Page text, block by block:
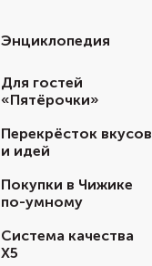
Энциклопедия
Для гостей
«Пятёрочки»
Перекрёсток вкусов
и идей
Покупки в Чижике
по-умному
Система качества
Х5